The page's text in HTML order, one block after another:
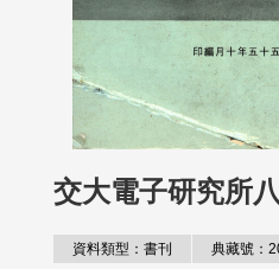
交大電子研究所
資料類型：書刊 典藏號：